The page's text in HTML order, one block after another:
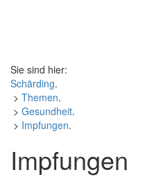
Sie sind hier:
Schärding.
> Themen.
> Gesundheit.
> Impfungen.
Impfungen